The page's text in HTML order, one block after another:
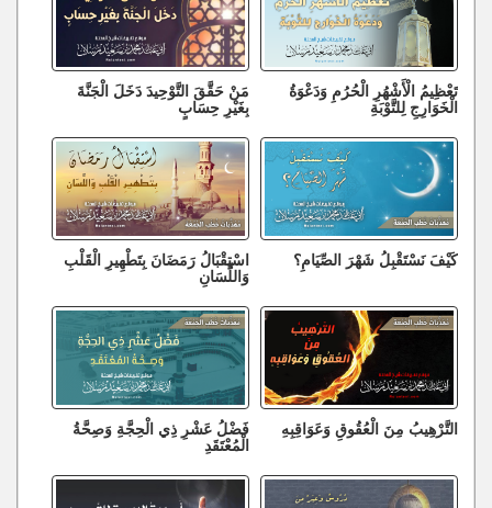
تَعْظِيمُ الْأَشْهُرِ الْحُرُمِ وَدَعْوَةُ
الْخَوَارِجِ لِلتَّوْبَةِ
مَنْ حَقَّقَ التَّوْحِيدَ دَخَلَ الْجَنَّةَ
بِغَيْرِ حِسَابٍ
كَيْفَ نَسْتَقْبِلُ شَهْرَ الصِّيَامِ؟ اسْتِقْبَالُ رَمَضَانَ بِتَطْهِيرِ الْقَلْبِ
وَاللِّسَانِ
التَّرْهِيبُ مِنَ الْعُقُوقِ وَعَوَاقِبِهِ فَضْلُ عَشْرِ ذِي الْحِجَّةِ وَصِحَّةُ
الْمُعْتَقَدِ